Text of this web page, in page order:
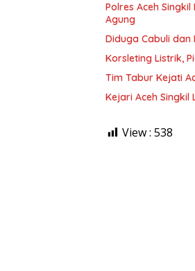
Polres Aceh
Agung
Diduga Cabuli dan
Korsleting Listrik,
Tim Tabur Kejati
Kejari Aceh Singkil
View : 538